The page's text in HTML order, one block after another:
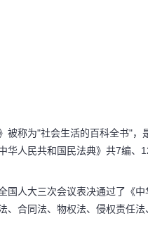
被称为"社会生活的百科全书"
华人民共和国民法典》共7编
国人大三次会议表决通过了《
、合同法、物权法、侵权责任法